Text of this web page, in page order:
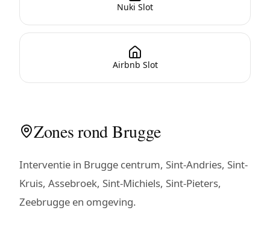
Nuki Slot
Airbnb Slot
Zones rond Brugge
Interventie in Brugge centrum, Sint-Andries, Sint-
Kruis, Assebroek, Sint-Michiels, Sint-Pieters,
Zeebrugge en omgeving.